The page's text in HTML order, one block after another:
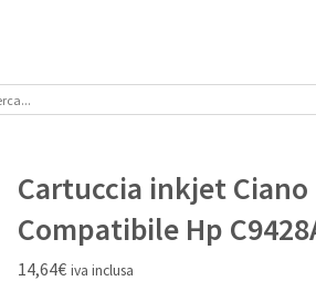
Cartuccia inkjet
Compatibile Hp
14,64€ iva inclusa